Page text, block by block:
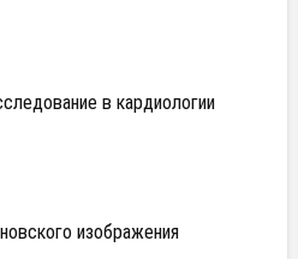
в кардиологии
изображения